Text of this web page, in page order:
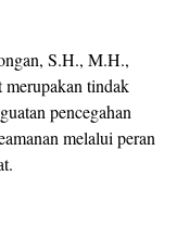
S.H., M.H.,
merupakan tindak
pencegahan
melalui peran